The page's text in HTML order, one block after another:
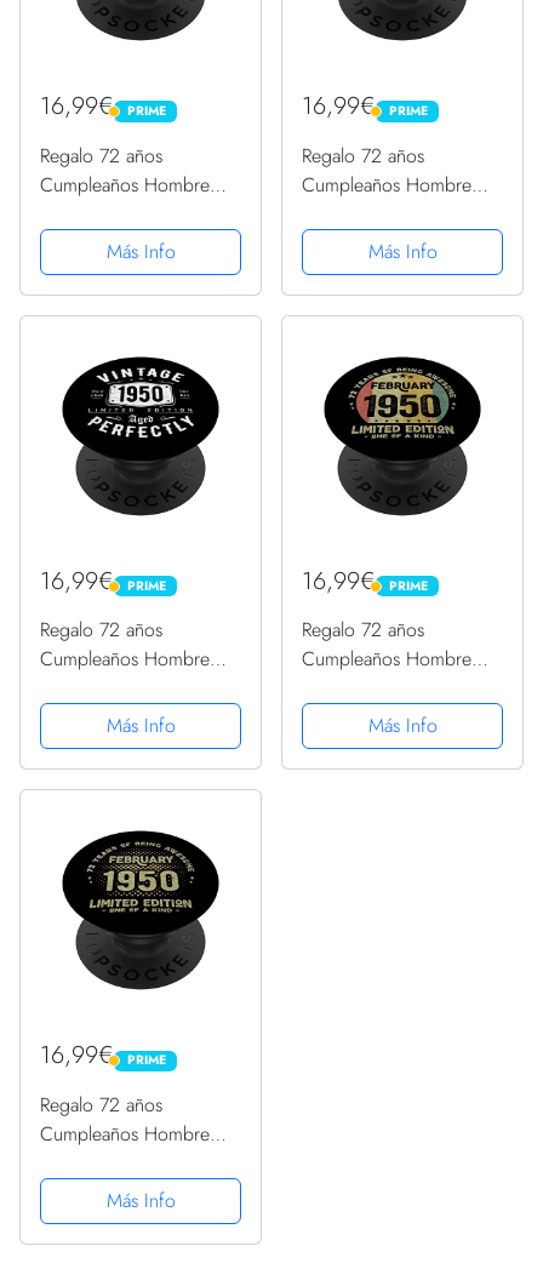
16,99€ PRIME
PRIME
Regalo 72 años
Cumpleaños Hombre
PopSockets PopGrip
Intercambiable
Más Info
16,99€ PRIME
PRIME
Regalo 72 años
Cumpleaños Hombre
PopSockets PopGrip
Intercambiable
Más Info
16,99€ PRIME
PRIME
Regalo 72 años
Cumpleaños Hombre
PopSockets PopGrip
Intercambiable
Más Info
16,99€ PRIME
PRIME
Regalo 72 años
Cumpleaños Hombre
PopSockets PopGrip
Intercambiable
Más Info
16,99€ PRIME
PRIME
Regalo 72 años
Cumpleaños Hombre
PopSockets PopGrip
Intercambiable
Más Info